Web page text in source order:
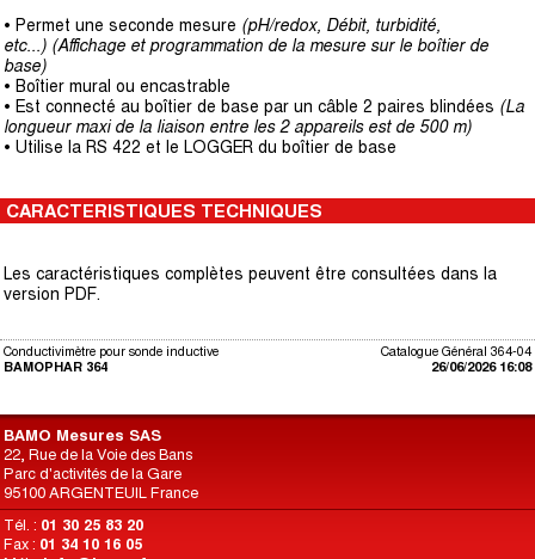
• Permet une seconde mesure (pH/redox, Débit, turbidité,
etc...) (Affichage et programmation de la mesure sur le boîtier de
base)
• Boîtier mural ou encastrable
• Est connecté au boîtier de base par un câble 2 paires blindées (La
longueur maxi de la liaison entre les 2 appareils est de 500 m)
• Utilise la RS 422 et le LOGGER du boîtier de base
CARACTERISTIQUES TECHNIQUES
Les caractéristiques complètes peuvent être consultées dans la
version PDF.
Catalogue Général 364-04
26/06/2026 16:08
Conductivimètre pour sonde inductive
BAMOPHAR 364
BAMO Mesures SAS
22, Rue de la Voie des Bans
Parc d'activités de la Gare
95100 ARGENTEUIL France
Tél. : 01 30 25 83 20
Fax : 01 34 10 16 05